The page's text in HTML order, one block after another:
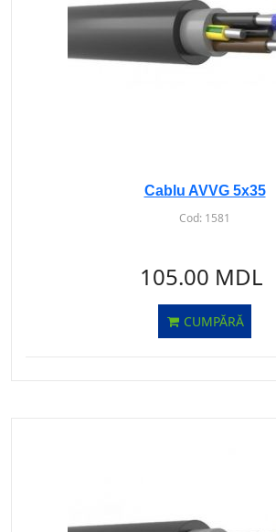
Cablu AVVG 5х35
Cod: 1581
105.00 MDL
CUMPĂRĂ